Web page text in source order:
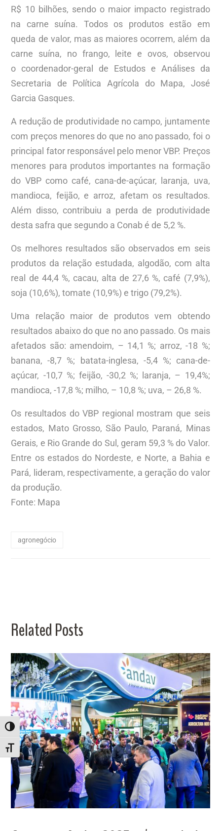
ALTERNAR ALTO CONTRASTE
ALTERNAR TAMANHO DA FONTE
R$ 10 bilhões, sendo o maior impacto registrado
na carne suína. Todos os produtos estão em
queda de valor, mas as maiores ocorrem, além da
carne suína, no frango, leite e ovos, observou
o coordenador-geral de Estudos e Análises da
Secretaria de Política Agrícola do Mapa, José
Garcia Gasques.
A redução de produtividade no campo, juntamente
com preços menores do que no ano passado, foi o
principal fator responsável pelo menor VBP. Preços
menores para produtos importantes na formação
do VBP como café, cana-de-açúcar, laranja, uva,
mandioca, feijão, e arroz, afetam os resultados.
Além disso, contribuiu a perda de produtividade
desta safra que segundo a Conab é de 5,2 %.
Os melhores resultados são observados em seis
produtos da relação estudada, algodão, com alta
real de 44,4 %, cacau, alta de 27,6 %, café (7,9%),
soja (10,6%), tomate (10,9%) e trigo (79,2%).
Uma relação maior de produtos vem obtendo
resultados abaixo do que no ano passado. Os mais
afetados são: amendoim, – 14,1 %; arroz, -18 %;
banana, -8,7 %; batata-inglesa, -5,4 %; cana-de-
açúcar, -10,7 %; feijão, -30,2 %; laranja, – 19,4%;
mandioca, -17,8 %; milho, – 10,8 %; uva, – 26,8 %.
Os resultados do VBP regional mostram que seis
estados, Mato Grosso, São Paulo, Paraná, Minas
Gerais, e Rio Grande do Sul, geram 59,3 % do Valor.
Entre os estados do Nordeste, e Norte, a Bahia e
Pará, lideram, respectivamente, a geração do valor
da produção.
Fonte: Mapa
agronegócio
Related Posts